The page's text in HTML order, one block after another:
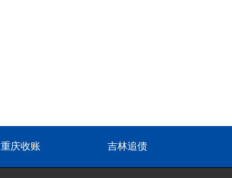
重庆收账 吉林追债